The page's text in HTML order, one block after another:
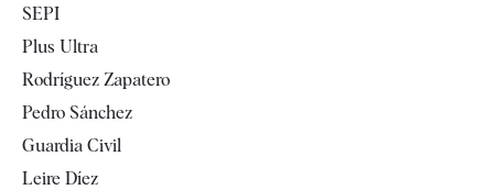
Televisión
SEPI
Plus Ultra
Rodríguez Zapatero
Pedro Sánchez
Guardia Civil
Leire Díez